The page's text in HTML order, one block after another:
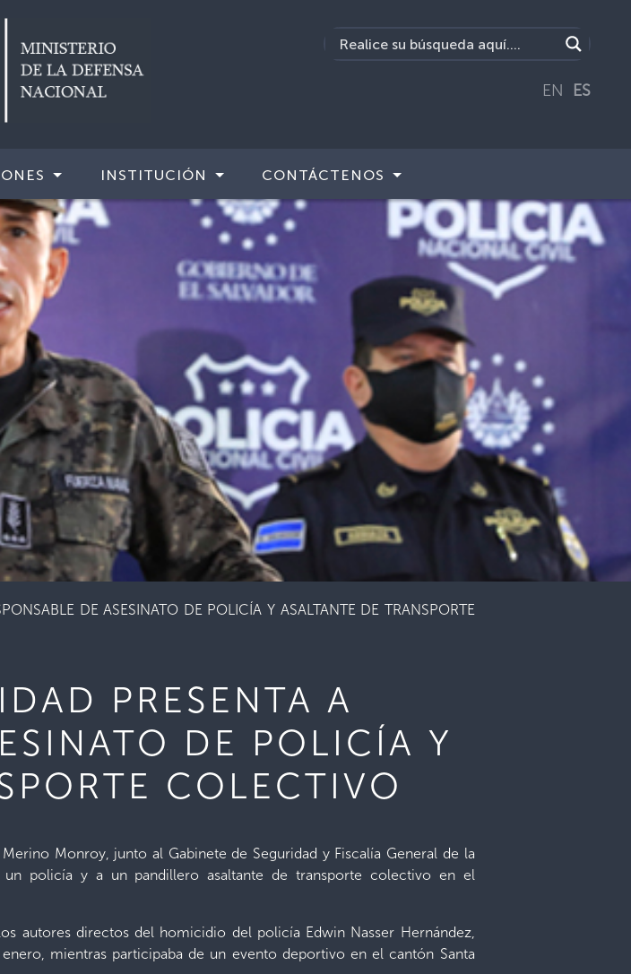
EN ES
INSTITUCIÓN CONTÁCTENOS
DE ASESINATO DE POLICÍA Y ASALTANTE DE TRANSPORTE
PRESENTA A
DE POLICÍA Y
COLECTIVO
Monroy, junto al Gabinete de Seguridad y Fiscalía General de la
policía y a un pandillero asaltante de transporte colectivo en el
autores directos del homicidio del policía Edwin Nasser Hernández,
mientras participaba de un evento deportivo en el cantón Santa